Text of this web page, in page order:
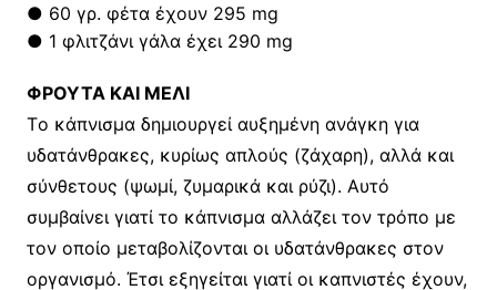
● 60 γρ. φέτα έχουν 295 mg
● 1 φλιτζάνι γάλα έχει 290 mg
ΦΡΟΥΤΑ ΚΑΙ ΜΕΛΙ
Tο κάπνισμα δημιουργεί αυξημένη ανάγκη για
υδατάνθρακες, κυρίως απλούς (ζάχαρη), αλλά και
σύνθετους (ψωμί, ζυμαρικά και ρύζι). Aυτό
συμβαίνει γιατί το κάπνισμα αλλάζει τον τρόπο με
τον οποίο μεταβολίζονται οι υδατάνθρακες στον
οργανισμό. Έτσι εξηγείται γιατί οι καπνιστές έχουν,